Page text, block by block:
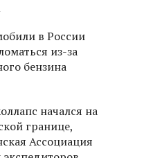
в России
из-за
бензина
начался на
границе,
Ассоциация